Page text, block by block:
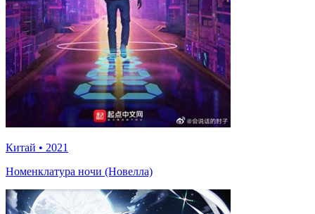
Китай • 2021
Номенклатура ночи (Новелла)